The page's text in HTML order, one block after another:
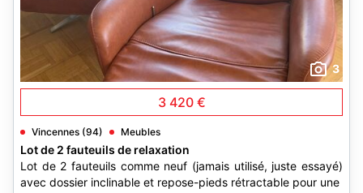
3
3 420 €
Vincennes (94) Meubles
Lot de 2 fauteuils de relaxation
Lot de 2 fauteuils comme neuf (jamais utilisé, juste essayé)
avec dossier inclinable et repose-pieds rétractable pour une